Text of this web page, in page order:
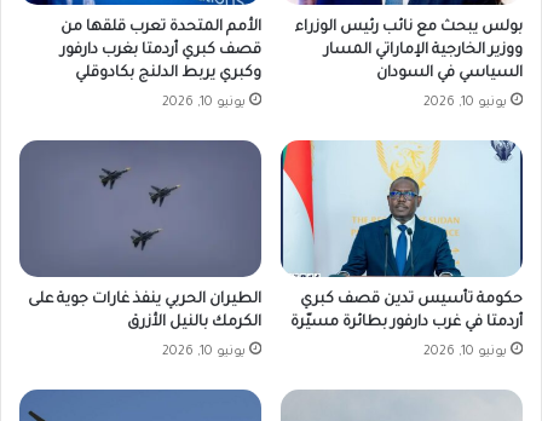
بولس يبحث مع نائب رئيس الوزراء
ووزير الخارجية الإماراتي المسار
السياسي في السودان
يونيو 10, 2026
الأمم المتحدة تعرب قلقها من
قصف كبري أردمتا بغرب دارفور
وكبري يربط الدلنج بكادوقلي
يونيو 10, 2026
حكومة تأسيس تدين قصف كبري
أردمتا في غرب دارفور بطائرة مسيّرة
يونيو 10, 2026
الطيران الحربي ينفذ غارات جوية على
الكرمك بالنيل الأزرق
يونيو 10, 2026